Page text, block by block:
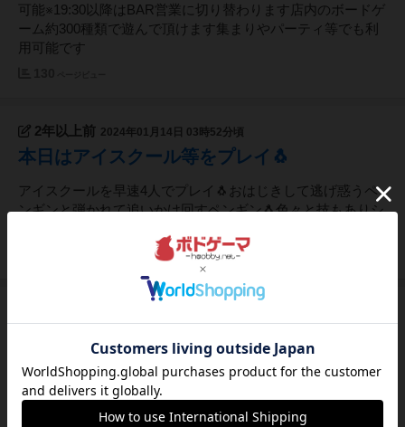
可能※19:30以降はBAR営業に切り替わります店内のボードゲ
ーム約300種類で遊んで頂けます集まりやパーティ等でも利
用可能です
2年以上前 2024年01月14日 03時52分頃
本日はアイスクール等をプレイ🐧
アイスクールを早速4人でプレイ🐧おはじきして逃げ惑うペ
ンギンと弾かれて追いかけ回すペンギン🐧色々と技もありシ
本日は5人で『六華』等プレイ ♩
いよいよ今週もはじまりました！！本日は5人で『六華』等
プレイ ドミノ牌で遊ぶ新感覚の麻雀ボードゲーム𖠶𖠶上下に
数字が書かれているので結構頭使って楽しいです♩